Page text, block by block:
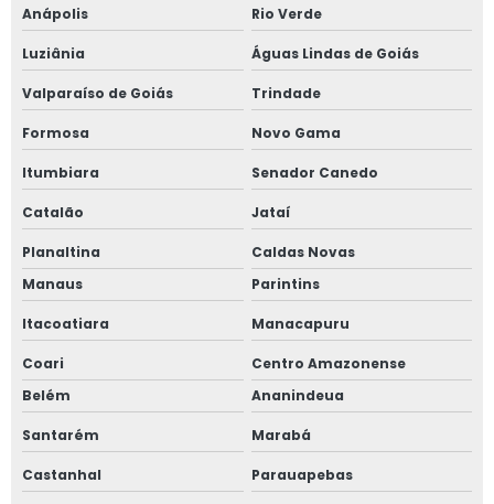
Anápolis Rio Verde
Luziânia Águas Lindas de Goiás
Valparaíso de Goiás Trindade
Formosa Novo Gama
Itumbiara Senador Canedo
Catalão Jataí
Planaltina
Caldas Novas
Manaus
Parintins
Itacoatiara Manacapuru
Coari
Centro Amazonense
Belém
Ananindeua
Santarém Marabá
Castanhal Parauapebas